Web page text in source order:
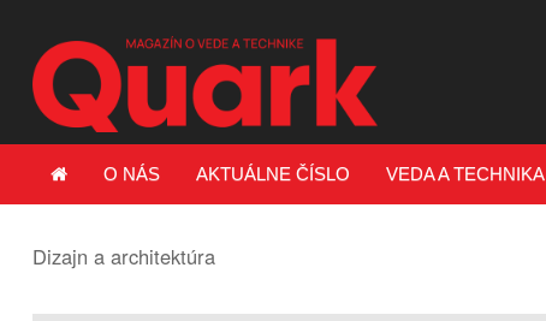
O NÁS AKTUÁLNE ČÍSLO VEDA A TECHNIKA
Dizajn a architektúra